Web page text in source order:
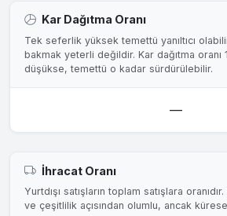
Kar Dağıtma Oranı
Tek seferlik yüksek temettü yanıltıcı
bakmak yeterli değildir. Kar dağıtma oranı
düşükse, temettü o kadar sürdürülebilir.
—
İhracat Oranı
Yurtdışı satışların toplam satışlara
ve çeşitlilik açısından olumlu, ancak